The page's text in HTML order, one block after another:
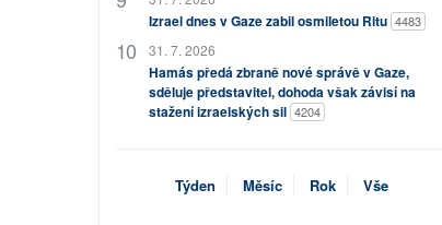
Izrael dnes v Gaze zabil osmiletou Ritu 4483
31. 7. 2026
Hamás předá zbraně nové správě v Gaze,
sděluje představitel, dohoda však závisí na
stažení izraelských sil 4204
Týden Měsíc Rok Vše